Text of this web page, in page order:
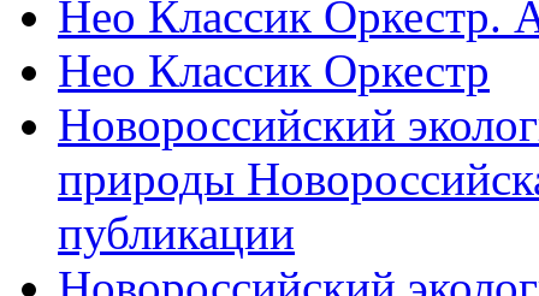
Нео Классик Оркестр.
Нео Классик Оркестр
Новороссийский
природы
публикации